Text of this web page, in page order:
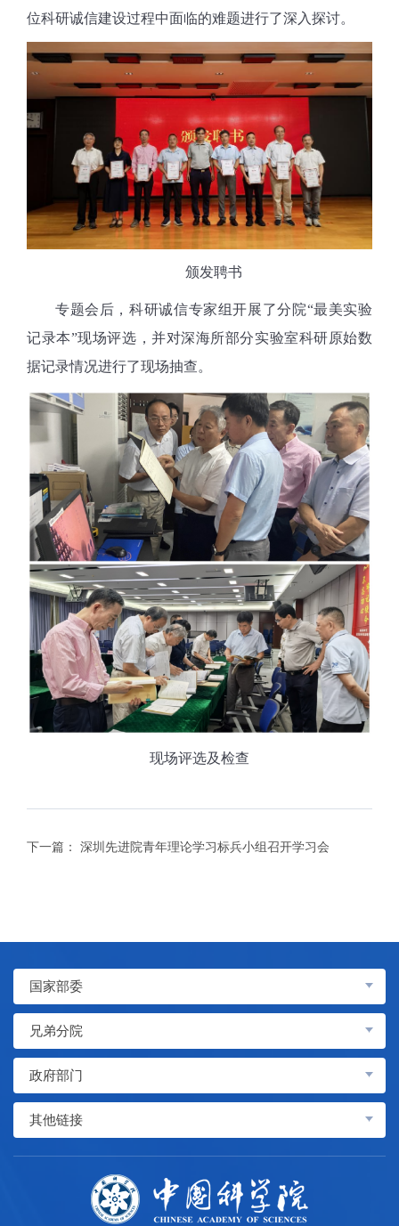
位科研诚信建设过程中面临的难题进行了深入探讨。
颁发聘书
专题会后，科研诚信专家组开展了分院“最美实验
记录本”现场评选，并对深海所部分实验室科研原始数
据记录情况进行了现场抽查。
现场评选及检查
下一篇： 深圳先进院青年理论学习标兵小组召开学习会
国家部委
兄弟分院
政府部门
其他链接